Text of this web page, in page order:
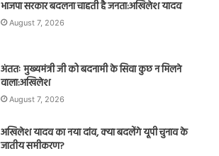
भाजपा सरकार बदलना चाहती है जनता:अखिलेश यादव
August 7, 2026
अंततः मुख्यमंत्री जी को बदनामी के सिवा कुछ न मिलने
वाला:अखिलेश
August 7, 2026
अखिलेश यादव का नया दांव, क्या बदलेंगे यूपी चुनाव के
जातीय समीकरण?